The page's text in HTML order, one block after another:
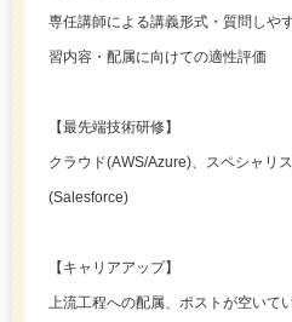
専任講師による講義形式・質問しや
習内容・配属に向けての適性評価
【最先端技術研修】
クラウド(AWS/Azure)、スペシャリ
(Salesforce)
【キャリアアップ】
上流工程への配属、ポストが空いて